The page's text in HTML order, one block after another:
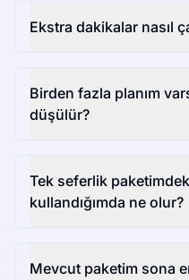
Ekstra dakikalar nasıl
Birden fazla planım
düşülür?
Tek seferlik
kullandığımda ne olur?
Mevcut paketim sona